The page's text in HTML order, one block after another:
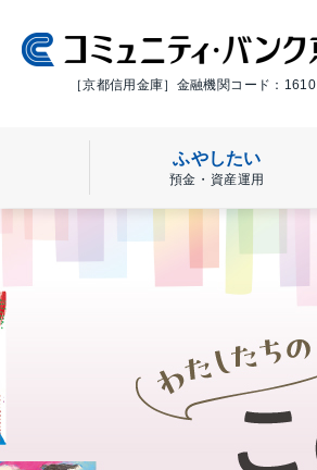
［京都信用金庫］金融機関コード：1610
ふやしたい
預金・資産運用